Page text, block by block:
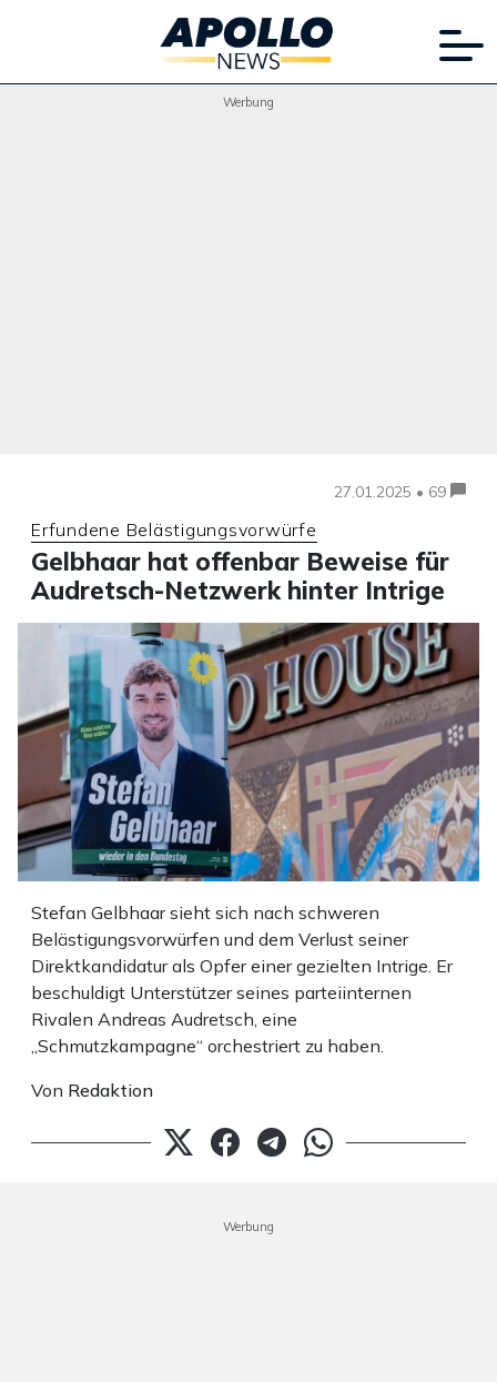
Werbung
27.01.2025 • 69
Erfundene Belästigungsvorwürfe
Gelbhaar hat offenbar Beweise für
Audretsch-Netzwerk hinter Intrige
Stefan Gelbhaar sieht sich nach schweren
Belästigungsvorwürfen und dem Verlust seiner
Direktkandidatur als Opfer einer gezielten Intrige. Er
beschuldigt Unterstützer seines parteiinternen
Rivalen Andreas Audretsch, eine
„Schmutzkampagne“ orchestriert zu haben.
Von Redaktion
Werbung